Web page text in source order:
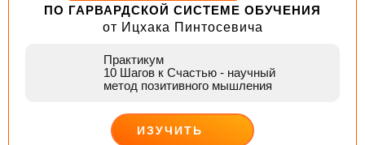
ПО ГАРВАРДСКОЙ СИСТЕМЕ ОБУЧЕНИЯ
от Ицхака Пинтосевича
Практикум
10 Шагов к Счастью - научный
метод позитивного мышления
ИЗУЧИТЬ